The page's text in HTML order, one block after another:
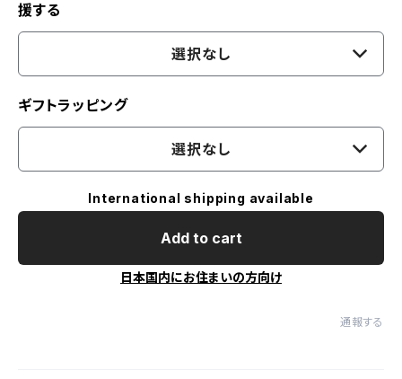
援する
選択なし
ギフトラッピング
選択なし
International shipping available
Add to cart
日本国内にお住まいの方向け
通報する